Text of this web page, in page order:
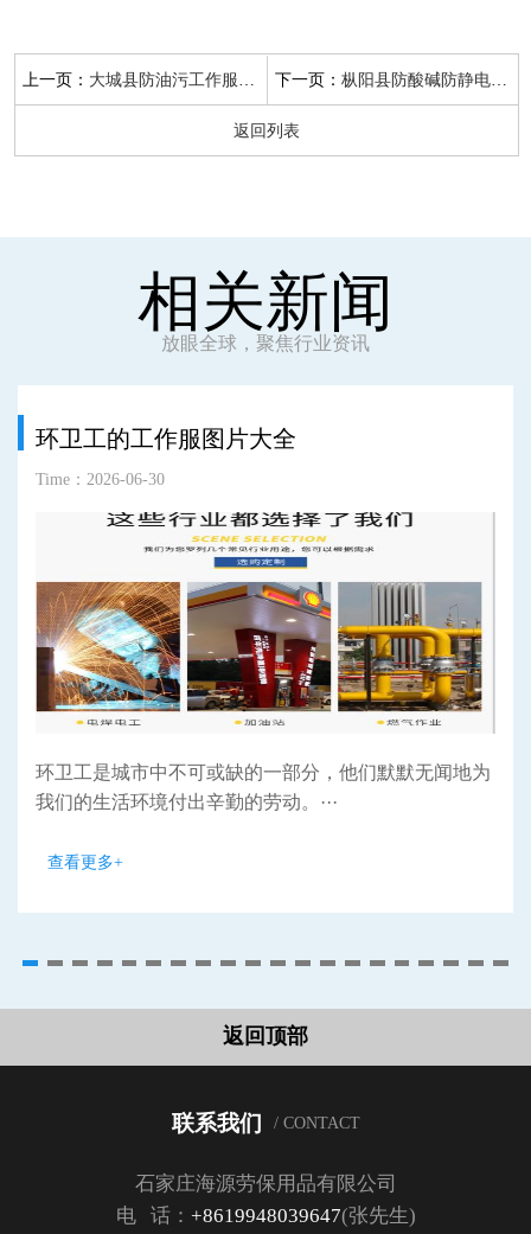
上一页： 大城县防油污工作服厂家 下一页：枞阳县防酸碱防静电工作服厂家
返回列表
相关新闻
放眼全球，聚焦行业资讯
环卫工的工作服图片大全
Time：2026-06-30
环卫工是城市中不可或缺的一部分，他们默默无闻地为
我们的生活环境付出辛勤的劳动。···
查看更多+
返回顶部
联系我们 / CONTACT
石家庄海源劳保用品有限公司
电 话： +8619948039647(张先生)